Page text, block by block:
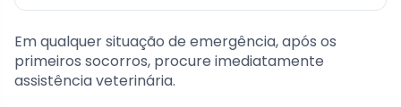
Em qualquer situação de emergência, após os
primeiros socorros, procure imediatamente
assistência veterinária.